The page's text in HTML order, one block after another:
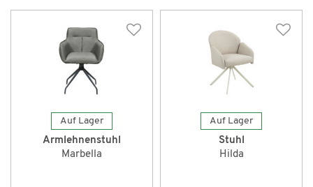
Auf Lager
Armlehnenstuhl
Marbella
Auf Lager
Stuhl
Hilda